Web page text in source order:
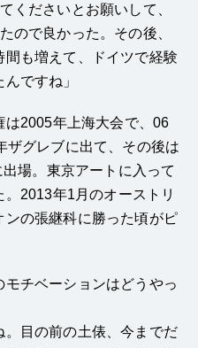
くださいとお願いして、
ので良かった。その後、
間も増えて、ドイツで経験
ですね」
は2005年上海大会で、06
ザグレブに出て、その後は
場。東京アートに入って
2013年1月のオーストリ
の張継科に勝った頃がピ
チベーションはどうやっ
。目の前の土俵、今までだ